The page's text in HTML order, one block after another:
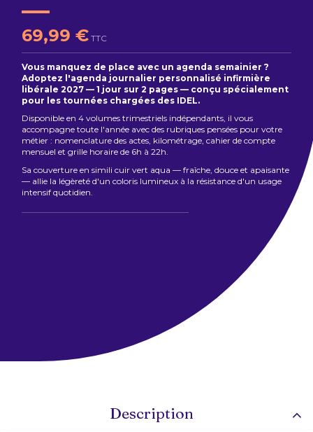
69,99 € TTC
Vous manquez de place avec un agenda semainier ?
Adoptez l'agenda journalier personnalisé infirmière
libérale 2027 — 1 jour sur 2 pages — conçu spécialement
pour les tournées chargées des IDEL.
Disponible en 4 volumes trimestriels indépendants, il vous
accompagne toute l'année avec des rubriques pensées pour votre
métier : nomenclature des actes, kilométrage, cahier de compte
mensuel et grille horaire de 6h à 22h.
Sa couverture en simili cuir vert aqua — fraîche, douce et apaisante
— allie la légèreté d'un coloris lumineux à la résistance d'un usage
intensif quotidien.
Description